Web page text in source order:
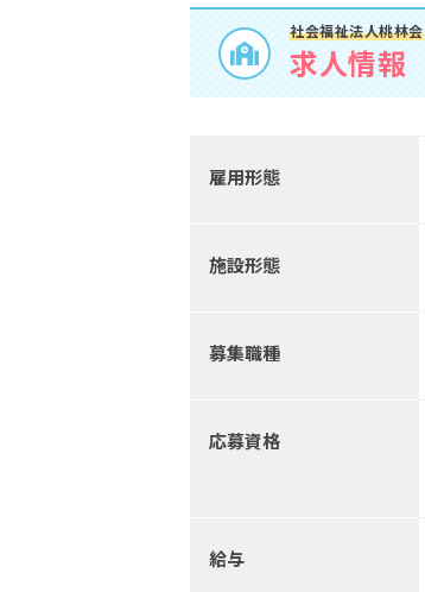
社会福祉法人桃林会
求人情報
雇用形態
施設形態
募集職種
応募資格
給与